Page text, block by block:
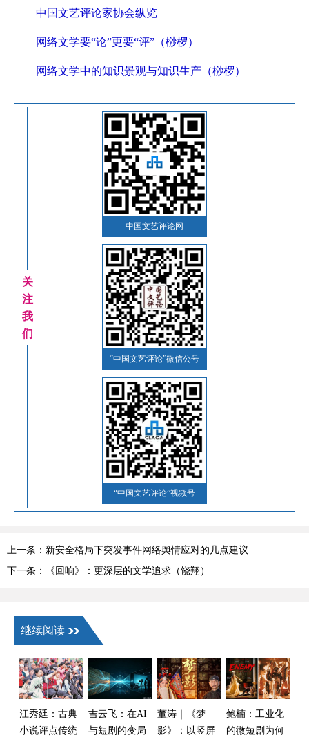
中国文艺评论家协会纵览
网络文学要“论”更要“评”（桫椤）
网络文学中的知识景观与知识生产（桫椤）
关
注
我
们
中国文艺评论网
“中国文艺评论”微信公号
“中国文艺评论”视频号
上一条：新安全格局下突发事件网络舆情应对的几点建议
下一条：《回响》：更深层的文学追求（饶翔）
继续阅读
江秀廷：古典
小说评点传统
吉云飞：在AI
与短剧的变局
董涛｜《梦
影》：以竖屏
鲍楠：工业化
的微短剧为何